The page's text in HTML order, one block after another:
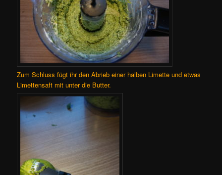
Zum Schluss fügt ihr den Abrieb einer halben Limette und etwas
Limettensaft mit unter die Butter.